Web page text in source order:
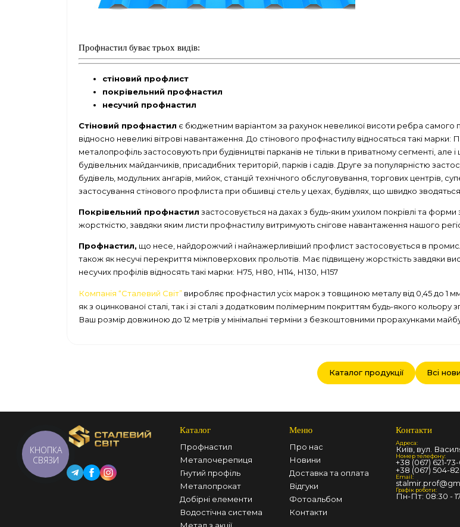
Профнастил буває трьох видів:
стіновий профлист
покрівельний профнастил
несучий профнастил
Стіновий профнастил є бюджетним варіантом за рахунок невеликої висоти ребра самого
відносно невеликі вітрові навантаження. До стінового профнастилу відносяться такі
металопрофіль застосовують при будівництві парканів не тільки в приватному сегменті, але і
будівельних майданчиків, присадибних територій, парків і садів. Друге за популярністю
будівель, модульних ангарів, мийок, станцій технічного обслуговування, торгових центрів,
застосування стінового профлиста при обшивці стель у цехах, будівлях, що швидко зводяться,
Покрівельний профнастил застосовується на дахах з будь-яким ухилом покрівлі та
жорсткістю, завдяки яким листи профнастилу витримують снігове навантаження нашого
Профнастил, що несе, найдорожчий і найнажерливіший профлист застосовується в
також як несучі перекриття міжповерхових прольотів. Має підвищену жорсткість завдяки
несучих профілів відносять такі марки: Н75, Н80, Н114, Н130, Н157
Компанія “Сталевий Світ”виробляє профнастил усіх марок з товщиною металу від 0,45 до 1
як з оцинкованої сталі, так і зі сталі з додатковим полімерним покриттям будь-якого
Ваш розмір довжиною до 12 метрів у мінімальні терміни з безкоштовними прорахунками
Каталог продукції Всі
Каталог
Профнастил
Металочерепиця
Гнутий профіль
Металопрокат
Добірні елементи
Водостічна система
Метал з акції
Меню
Про нас
Новини
Доставка та оплата
Відгуки
Фотоальбом
Контакти
Контакти
Адреса:
Київ, вул.
Номер телефону:
+38 (067) 621-
+38 (067) 504-
Email:
Графік роботи:
Пн-Пт: 08:30 -
КНОПКА
СВЯЗИ